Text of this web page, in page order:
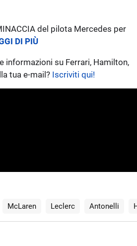
del pilota Mercedes per
DI PIÙ
informazioni su Ferrari, Hamilton,
tua e-mail? Iscriviti qui!
McLaren Leclerc Antonelli